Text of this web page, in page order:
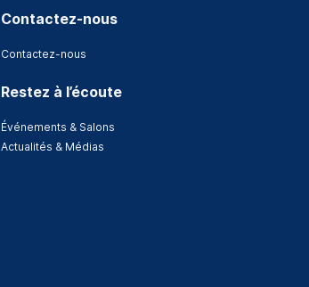
Contactez-nous
Contactez-nous
Restez à l’écoute
Événements & Salons
Actualités & Médias